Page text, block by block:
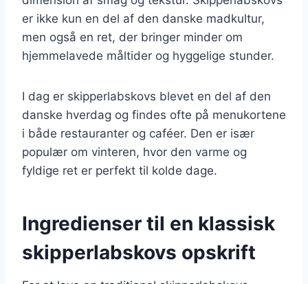
er ikke kun en del af den danske madkultur,
men også en ret, der bringer minder om
hjemmelavede måltider og hyggelige stunder.
I dag er skipperlabskovs blevet en del af den
danske hverdag og findes ofte på menukortene
i både restauranter og caféer. Den er især
populær om vinteren, hvor den varme og
fyldige ret er perfekt til kolde dage.
Ingredienser til en klassisk
skipperlabskovs opskrift